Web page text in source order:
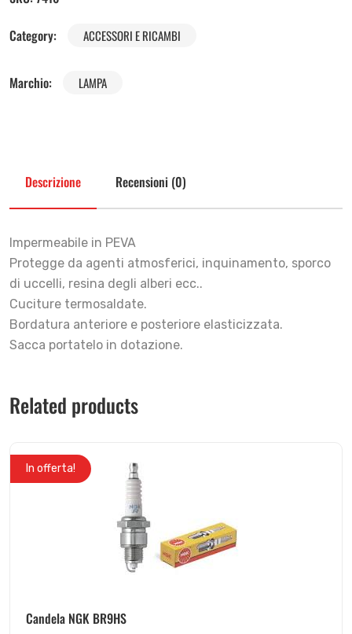
Category:
ACCESSORI E RICAMBI
Marchio: LAMPA
Descrizione Recensioni (0)
Impermeabile in PEVA
Protegge da agenti atmosferici, inquinamento, sporco
di uccelli, resina degli alberi ecc..
Cuciture termosaldate.
Bordatura anteriore e posteriore elasticizzata.
Sacca portatelo in dotazione.
Related products
In offerta!
Candela NGK BR9HS